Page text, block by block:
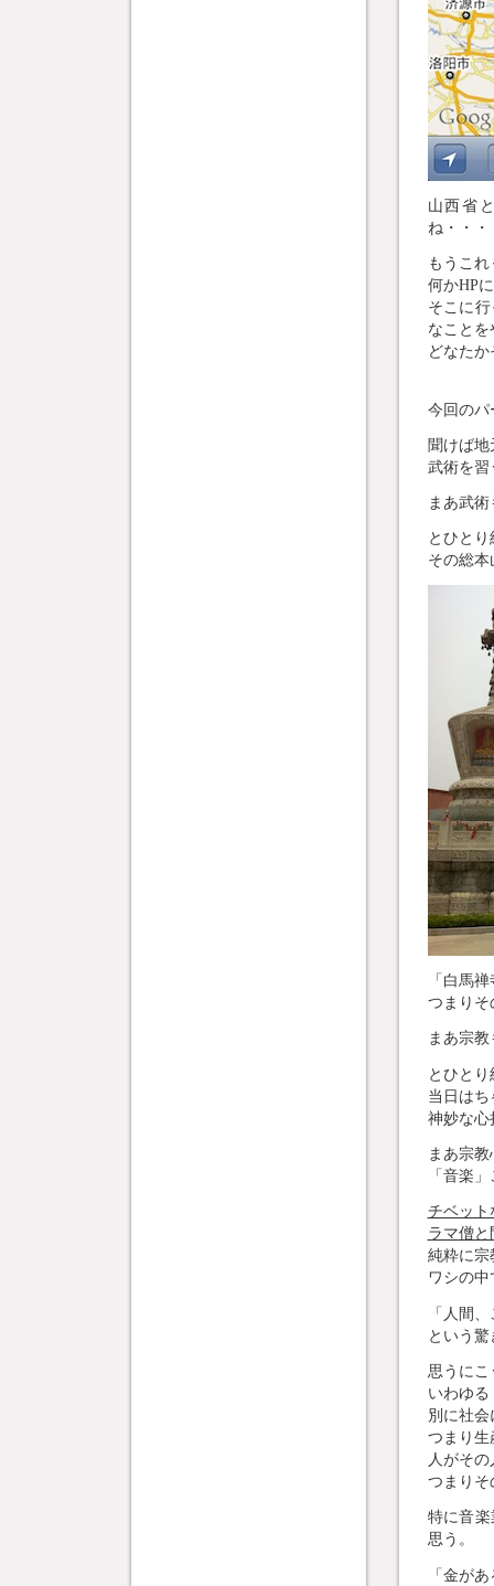
山西省
ね・・・
もうこ
何かHP
そこに
なことを
どなた
今回のパ
聞けば
武術を習
まあ武
とひと
その総
「白馬
つまりそ
まあ宗
とひと
当日は
神妙な心
まあ宗
「音楽
チベット
ラマ僧と
純粋に宗
ワシの
「人間
という
思うに
いわゆ
別に社
つまり生
人がそ
つまりそ
特に音
思う。
「金が